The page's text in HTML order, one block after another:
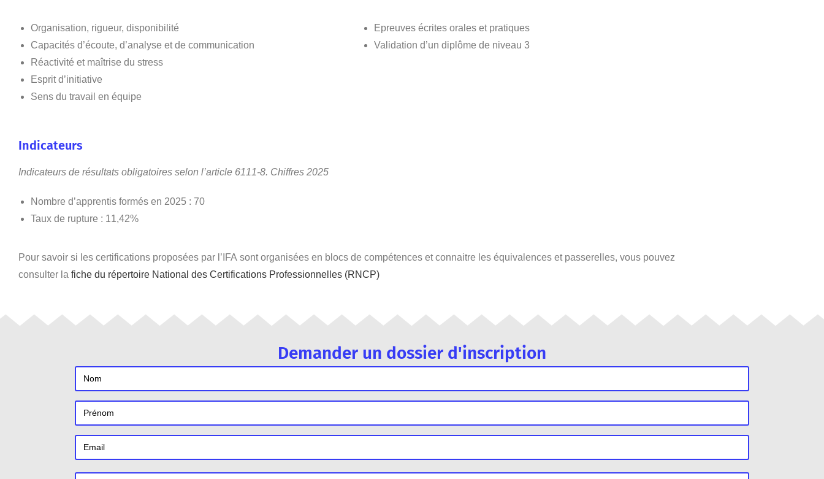
Organisation, rigueur, disponibilité
Capacités d’écoute, d’analyse et de communication
Réactivité et maîtrise du stress
Esprit d’initiative
Sens du travail en équipe
Epreuves écrites orales et pratiques
Validation d’un diplôme de niveau 3
Indicateurs
Indicateurs de résultats obligatoires selon l’article 6111-8. Chiffres 2025
Nombre d’apprentis formés en 2025 : 70
Taux de rupture : 11,42%
Pour savoir si les certifications proposées par l’IFA sont organisées en blocs de compétences et connaitre les équivalences et passerelles, vous pouvez
consulter la fiche du répertoire National des Certifications Professionnelles (RNCP)
Demander un dossier d'inscription
e
u
l